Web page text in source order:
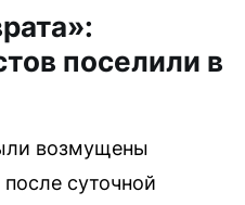
поселили в
возмущены
суточной